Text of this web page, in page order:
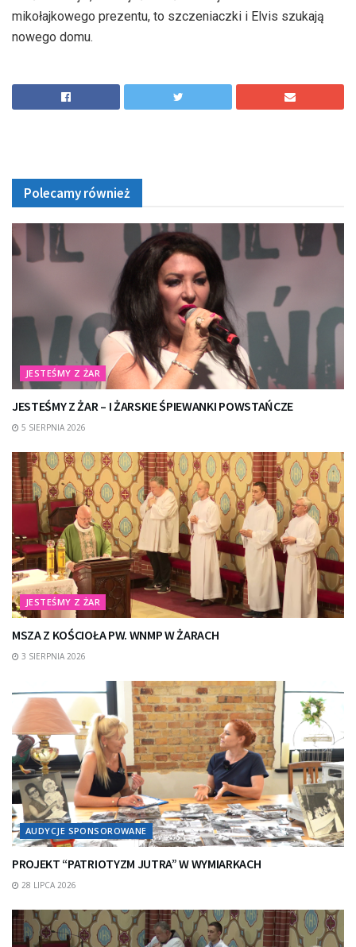
mikołajkowego prezentu, to szczeniaczki i Elvis szukają
nowego domu.
Polecamy również
JESTEŚMY Z ŻAR
JESTEŚMY Z ŻAR – I ŻARSKIE ŚPIEWANKI POWSTAŃCZE
5 SIERPNIA 2026
JESTEŚMY Z ŻAR
MSZA Z KOŚCIOŁA PW. WNMP W ŻARACH
3 SIERPNIA 2026
AUDYCJE SPONSOROWANE
PROJEKT “PATRIOTYZM JUTRA” W WYMIARKACH
28 LIPCA 2026